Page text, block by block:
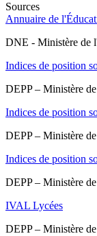
Sources
Annuaire de
DNE - Ministère de
Indices de position
DEPP – Ministère
Indices de position
DEPP – Ministère
Indices de position
DEPP – Ministère
IVAL Lycées
DEPP – Ministère